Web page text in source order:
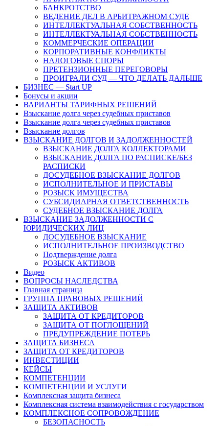
БАНКРОТСТВО
ВЕДЕНИЕ ДЕЛ В АРБИТРАЖНОМ СУДЕ
ИНТЕЛЛЕКТУАЛЬНАЯ СОБСТВЕННОСТЬ
ИНТЕЛЛЕКТУАЛЬНАЯ СОБСТВЕННОСТЬ
КОММЕРЧЕСКИЕ ОПЕРАЦИИ
КОРПОРАТИВНЫЕ КОНФЛИКТЫ
НАЛОГОВЫЕ СПОРЫ
ПРЕТЕНЗИОННЫЕ ПЕРЕГОВОРЫ
ПРОИГРАЛИ СУД — ЧТО ДЕЛАТЬ ДАЛЬШЕ
БИЗНЕС — Start UP
Бонусы и акции
ВАРИАНТЫ ТАРИФНЫХ РЕШЕНИЙ
Взыскание долга через судебных приставов
Взыскание долга через судебных приставов
Взыскание долгов
ВЗЫСКАНИЕ ДОЛГОВ И ЗАДОЛЖЕННОСТЕЙ
ВЗЫСКАНИЕ ДОЛГА КОЛЛЕКТОРАМИ
ВЗЫСКАНИЕ ДОЛГА ПО РАСПИСКЕ/БЕЗ
РАСПИСКИ
ДОСУДЕБНОЕ ВЗЫСКАНИЕ ДОЛГОВ
ИСПОЛНИТЕЛЬНОЕ И ПРИСТАВЫ
РОЗЫСК ИМУЩЕСТВА
СУБСИДИАРНАЯ ОТВЕТСТВЕННОСТЬ
СУДЕБНОЕ ВЗЫСКАНИЕ ДОЛГА
ВЗЫСКАНИЕ ЗАДОЛЖЕННОСТИ С
ЮРИДИЧЕСКИХ ЛИЦ
ДОСУДЕБНОЕ ВЗЫСКАНИЕ
ИСПОЛНИТЕЛЬНОЕ ПРОИЗВОДСТВО
Подтверждение долга
РОЗЫСК АКТИВОВ
Видео
ВОПРОСЫ НАСЛЕДСТВА
Главная страница
ГРУППА ПРАВОВЫХ РЕШЕНИЙ
ЗАЩИТА АКТИВОВ
ЗАЩИТА ОТ КРЕДИТОРОВ
ЗАЩИТА ОТ ПОГЛОЩЕНИЙ
ПРЕДУПРЕЖДЕНИЕ ПОТЕРЬ
ЗАЩИТА БИЗНЕСА
ЗАЩИТА ОТ КРЕДИТОРОВ
ИНВЕСТИЦИИ
КЕЙСЫ
КОМПЕТЕНЦИИ
КОМПЕТЕНЦИИ И УСЛУГИ
Комплексная защита бизнеса
Комплексная система взаимодействия с государством
КОМПЛЕКСНОЕ СОПРОВОЖДЕНИЕ
БЕЗОПАСНОСТЬ